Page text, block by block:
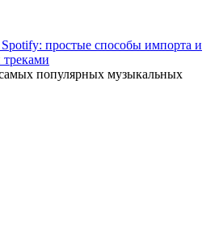
простые способы импорта и
популярных музыкальных